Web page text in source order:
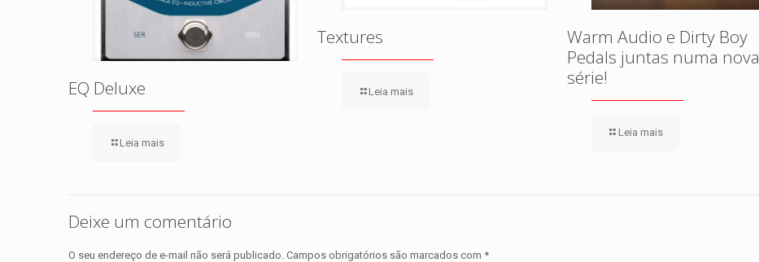
EQ Deluxe
Leia mais
Textures
Leia mais
Warm Audio e Dirty Boy
Pedals juntas numa nova
série!
Leia mais
Deixe um comentário
O seu endereço de e-mail não será publicado. Campos obrigatórios são marcados com *